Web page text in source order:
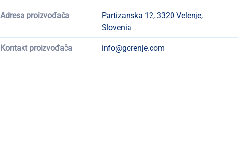
Adresa proizvođača
Partizanska 12, 3320 Velenje,
Slovenia
Kontakt proizvođača info@gorenje.com